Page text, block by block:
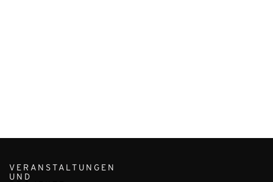
VERANSTALTUNGEN
UND